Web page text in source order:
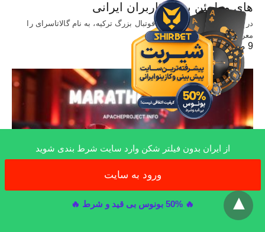
های مطمئن برای کاربران ایرانی
در این مطلب یکی از تیم های فوتبال بزرگ ترکیه، به نام گالاتاسرای را
معرفی…
9 ماه ago
سایت معتبر شرط بندی
از ایران بدون فیلتر شکن وارد سایت شرط بندی شوید
ورود به سایت
🔥 50% بونوس بی قید و شرط 🔥